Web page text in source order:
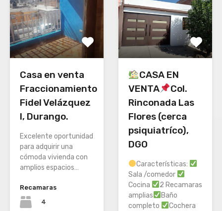
Casa en venta
Fraccionamiento
Fidel Velázquez
I, Durango.
Excelente oportunidad
para adquirir una
cómoda vivienda con
amplios espacios…
Recamaras
4
CASA EN
VENTA
Col.
Rinconada Las
Flores (cerca
psiquiatríco),
DGO
Características:
Sala /comedor
Cocina
2 Recamaras
amplias
Baño
completo
Cochera